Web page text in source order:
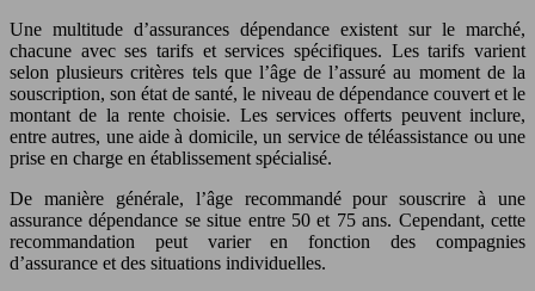
Une multitude d’assurances dépendance existent sur le marché,
chacune avec ses tarifs et services spécifiques. Les tarifs varient
selon plusieurs critères tels que l’âge de l’assuré au moment de la
souscription, son état de santé, le niveau de dépendance couvert et le
montant de la rente choisie. Les services offerts peuvent inclure,
entre autres, une aide à domicile, un service de téléassistance ou une
prise en charge en établissement spécialisé.
De manière générale, l’âge recommandé pour souscrire à une
assurance dépendance se situe entre 50 et 75 ans. Cependant, cette
recommandation peut varier en fonction des compagnies
d’assurance et des situations individuelles.